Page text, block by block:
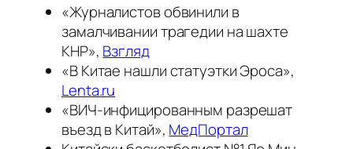
«Журналистов обвинили в
замалчивании трагедии на шахте
КНР», Взгляд
«В Китае нашли статуэтки Эроса»,
Lenta.ru
«ВИЧ-инфицированным разрешат
въезд в Китай», МедПортал